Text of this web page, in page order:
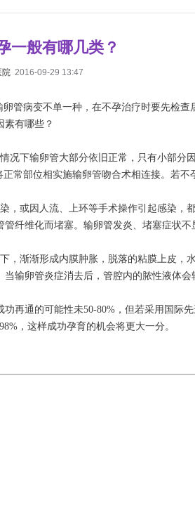
一般有哪几类？
院 2016-09-29 13:47
管病变不单一种，在不孕治疗时要先检查
素有哪些？
况下输卵管大部分依旧正常，只有小部分
常部位相实施输卵管吻合术相连接。若不
，或因人流、上环等手术操作引起感染，
纤维化而堵塞。输卵管发炎、堵塞症状不
，渐渐形成内膜肿胀，脱落的粘膜上皮，
输卵管炎症消去后，管腔内的脓性液体会
再通的可能性未50-80%，但若采用国际先
，这样成功孕育的机会将更大一分。